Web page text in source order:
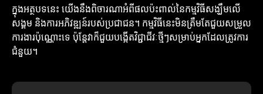
ក្នុងអត្ថបទនេះ យើងនឹងពិចារណាអំពីផលប៉ះពាល់នៃកម្មវិធីសង្ឃឹមលើ
សង្គម និងការអភិវឌ្ឍន៍របស់ប្រជាជន។ កម្មវិធីនេះមិនត្រឹមតែជួយសម្រួល
ការងារប៉ុណ្ណោះទេ ប៉ុន្តែវាក៏ជួយបង្កើតវិជ្ជាជីវៈថ្មីៗសម្រាប់អ្នកដែលត្រូវការ
ជំនួយ។